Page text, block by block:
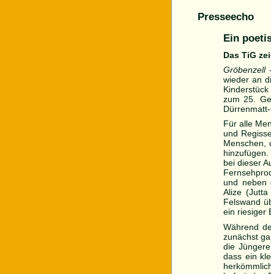
Presseecho
Ein
Das TiG
Gröbenzell
wieder an
zum 25.
Für alle
und
Menschen,
bei dieser
und neben
Alize
Felswand
ein riesiger
Während
zunächst
die
dass ein